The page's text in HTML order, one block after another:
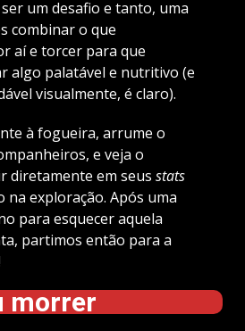
um desafio e tanto, uma
combinar o que
aí e torcer para que
algo palatável e nutritivo (e
visualmente, é claro).
à fogueira, arrume o
e veja o
diretamente em seus stats
na exploração. Após uma
para esquecer aquela
partimos então para a
morrer